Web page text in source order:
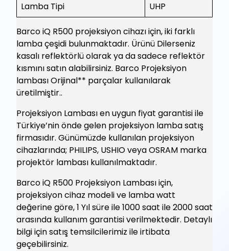
Lamba Tipi
UHP
Barco iQ R500 projeksiyon cihazı için, iki farklı
lamba çeşidi bulunmaktadır. Ürünü Dilerseniz
kasalı reflektörlü olarak ya da sadece reflektör
kısmını satın alabilirsiniz. Barco Projeksiyon
lambası Orijinal** parçalar kullanılarak
üretilmiştir..
Projeksiyon Lambası en uygun fiyat garantisi ile
Türkiye’nin önde gelen projeksiyon lamba satış
firmasıdır. Günümüzde kullanılan projeksiyon
cihazlarında; PHILIPS, USHIO veya OSRAM marka
projektör lambası kullanılmaktadır.
Barco iQ R500 Projeksiyon Lambası için,
projeksiyon cihaz modeli ve lamba watt
değerine göre, 1 Yıl süre ile 1000 saat ile 2000 saat
arasında kullanım garantisi verilmektedir. Detaylı
bilgi için satış temsilcilerimiz ile irtibata
geçebilirsiniz.